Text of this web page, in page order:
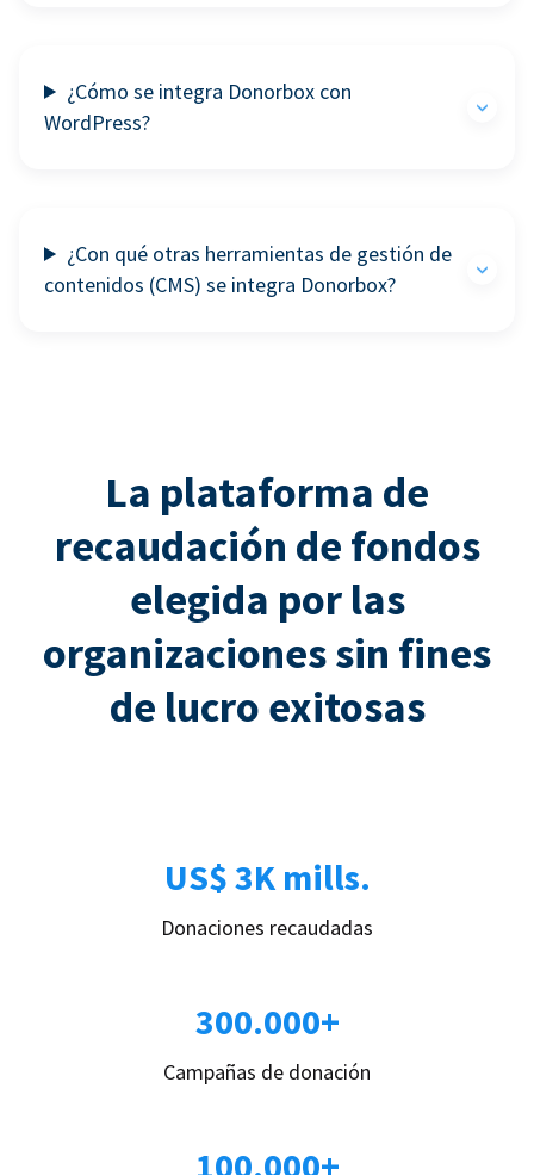
¿Cómo se integra Donorbox con
WordPress?
¿Con qué otras herramientas de gestión de
contenidos (CMS) se integra Donorbox?
La plataforma de
recaudación de fondos
elegida por las
organizaciones sin fines
de lucro exitosas
US$ 3K mills.
Donaciones recaudadas
300.000+
Campañas de donación
100.000+